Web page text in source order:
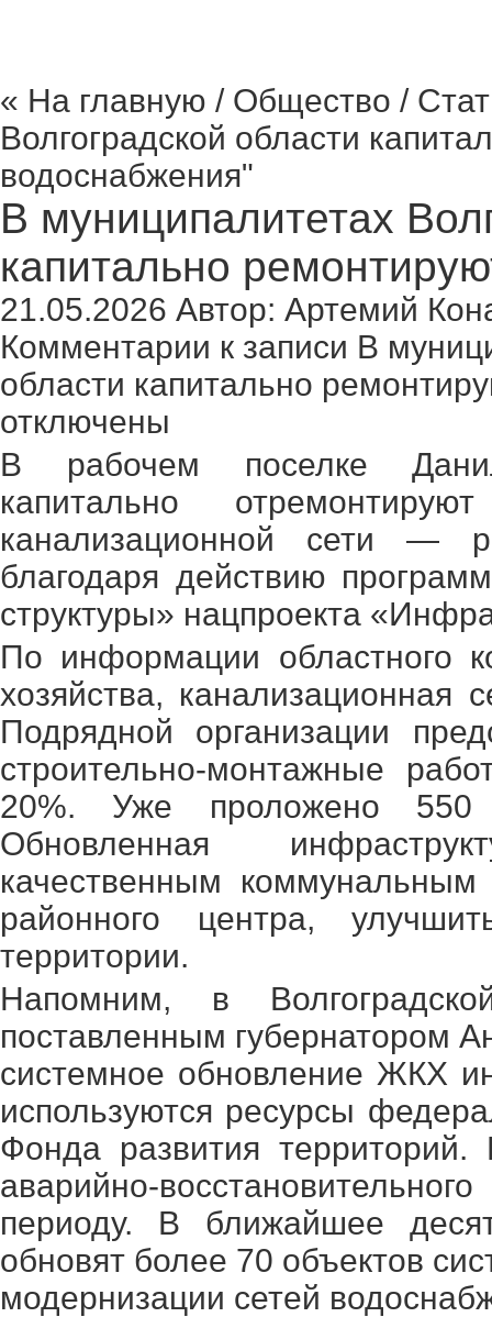
« На главную / Общество /
Волгоградской области
водоснабжения"
В муниципалитетах
капитально
21.05.2026 Автор: Артемий
Комментарии к записи В
области капитально
отключены
В рабочем поселке
капитально
канализационной сети —
благодаря действию
структуры» нацпроекта
По информации областного
хозяйства, канализационная
Подрядной организации
строительно-монтажные
20%. Уже проложено 550
Обновленная
качественным
районного центра,
территории.
Напомним, в
поставленным губернатором
системное обновление ЖКХ
используются ресурсы
Фонда развития территорий.
аварийно-
периоду. В ближайшее
обновят более 70 объектов
модернизации сетей